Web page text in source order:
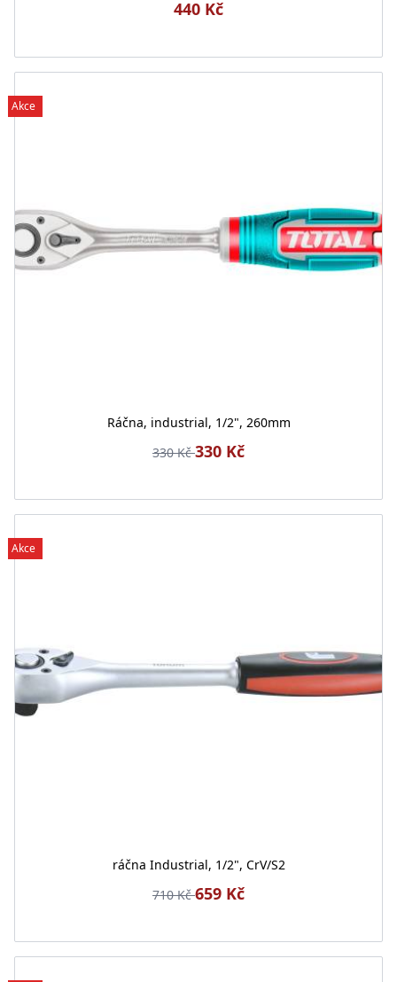
440 Kč
Akce
Ráčna, industrial, 1/2", 260mm
330 Kč330 Kč
Akce
ráčna Industrial, 1/2", CrV/S2
710 Kč659 Kč